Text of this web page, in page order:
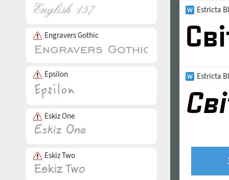
Engravers Gothic
Epsilon
Eskiz One
Eskiz Two
Estricta
Estricta